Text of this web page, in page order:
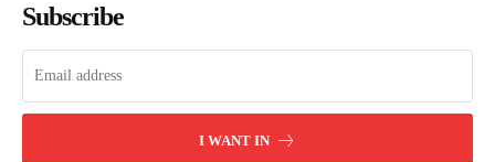
Subscribe
I WANT IN